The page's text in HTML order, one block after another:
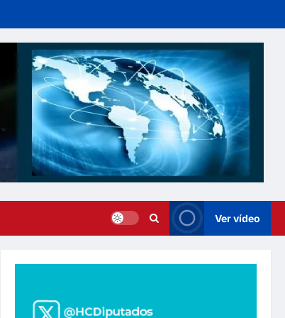
Ver vídeo